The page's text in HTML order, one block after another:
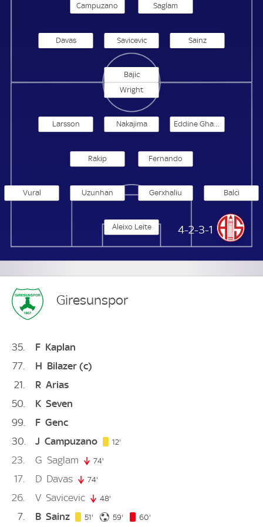
Campuzano Saglam
Davas Savicevic Sainz
Bajic
Antalyaspor
4-2-3-1
Aleixo Leite
Balci
Gerxhaliu
Uzunhan
Vural
Fernando
Rakip
Eddine Ghacha
Nakajima
Larsson
Wright
Giresunspor
35 F Kaplan
77
H Bilazer (c)
21
R Arias
50
K Seven
99
F Genc
30
J Campuzano 12'
23 G Saglam 74'
17 D Davas 74'
26 V Savicevic 48'
7 B Sainz 51' 51. minute
59' 59. minute
60'